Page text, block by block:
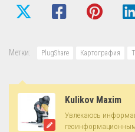
Метки: PlugShare Картография
Kulikov Maxim
Увлекаюсь